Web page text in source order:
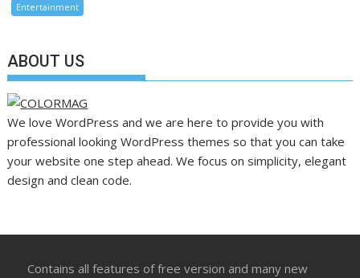
Entertainment
ABOUT US
We love WordPress and we are here to provide you with
professional looking WordPress themes so that you can take
your website one step ahead. We focus on simplicity, elegant
design and clean code.
Contains all features of free version and many new